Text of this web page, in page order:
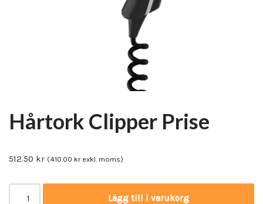
Hårtork Clipper Prise
512.50 kr (410.00 krexkl. moms)
Lägg till i varukorg